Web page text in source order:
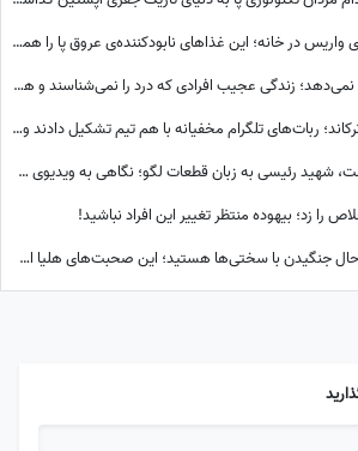
(ویدئو) درمان معجزه‌آسای واریس در خانه؛ این غذاهای نابودکننده‌ی عروق پا را همین امروز حذف کنید!
وقتی مغز هیچ هشداری نمی‌دهد؛ زندگی عجیب افرادی که درد را نمی‌شناسند و هر روز در معرض خطر هستند
پاول دوروف بمب خبر را ترکاند؛ ربات‌های تلگرام مخفیانه با هم تیم تشکیل دادند و ... + فیلم
پرواز بی‌بازگشت خادم ملت، شهید رئیسی به زبان قطعات لگو؛ نگاهی به ویدیوی جانسوز شهادت شهدای خدمت
را زد؛ بیهوده منتظر تغییر این افراد نباشید!
(ویدئو) اگر این روزها در حال جنگیدن با سختی‌ها هستید؛ این صحبت‌های هلیا امامی انگیزه شروع دوباره را به شما می‌دهد